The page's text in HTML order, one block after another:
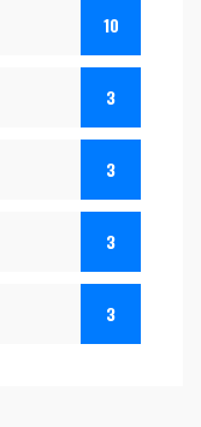
10
3
3
3
3